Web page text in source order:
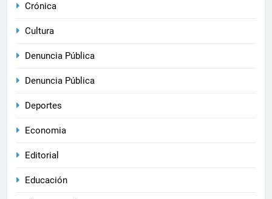
Crónica
Cultura
Denuncia Pública
Denuncia Pública
Deportes
Economia
Editorial
Educación